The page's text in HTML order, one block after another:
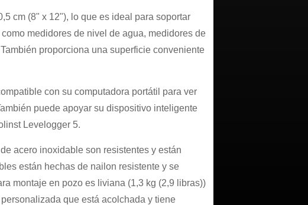
cm (8" x 12"), lo que es ideal para soportar
medidores de nivel de agua, medidores de
proporciona una superficie conveniente
con su computadora portátil para ver
puede apoyar su dispositivo inteligente
Levelogger 5.
acero inoxidable son resistentes y están
están hechas de nailon resistente y se
montaje en pozo es liviana (1,3 kg (2,9 libras))
que está acolchada y tiene